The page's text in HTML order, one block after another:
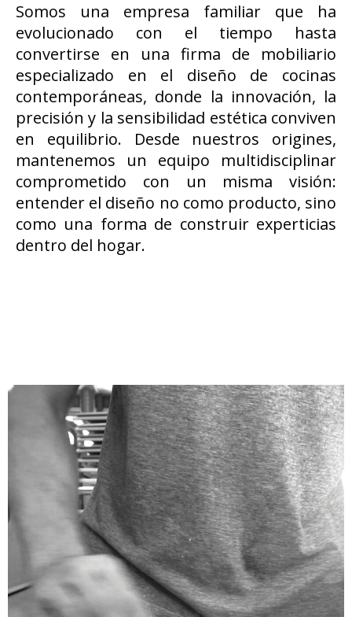
Somos una empresa familiar que ha
evolucionado con el tiempo hasta
convertirse en una firma de mobiliario
especializado en el diseño de cocinas
contemporáneas, donde la innovación, la
precisión y la sensibilidad estética conviven
en equilibrio. Desde nuestros origines,
mantenemos un equipo multidisciplinar
comprometido con un misma visión:
entender el diseño no como producto, sino
como una forma de construir experticias
dentro del hogar.